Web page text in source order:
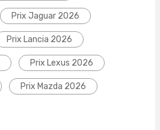
Prix Jaguar 2026
Prix Lancia 2026
Prix Lexus 2026
Prix Mazda 2026